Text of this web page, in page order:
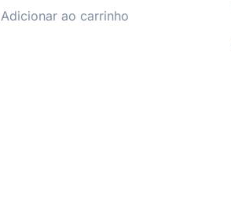
Adicionar ao carrinho